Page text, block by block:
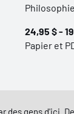
Philosophie
24,95 $ -
Papier et
des gens d'ici.